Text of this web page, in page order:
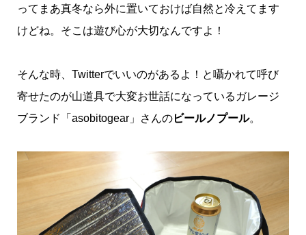
ってまあ真冬なら外に置いておけば自然と冷えてます
けどね。そこは遊び心が大切なんですよ！
そんな時、Twitterでいいのがあるよ！と囁かれて呼び
寄せたのが山道具で大変お世話になっているガレージ
ブランド「asobitogear」さんのビールノプール。